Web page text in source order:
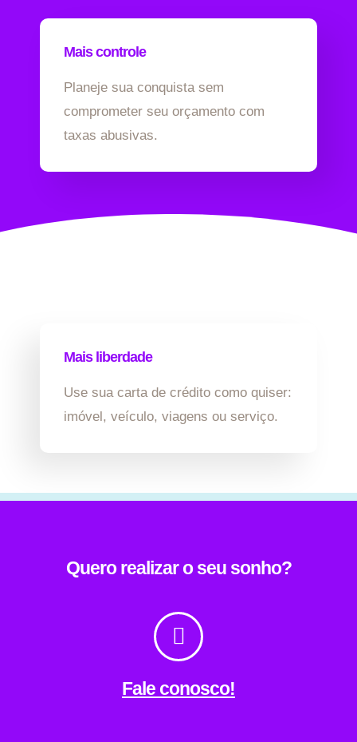
Mais controle
Planeje sua conquista sem
comprometer seu orçamento com
taxas abusivas.
Mais liberdade
Use sua carta de crédito como quiser:
imóvel, veículo, viagens ou serviço.
Quero realizar o seu sonho?
Fale conosco!